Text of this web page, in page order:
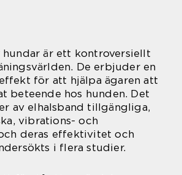
hundar är ett kontroversiellt
De erbjuder en
för att hjälpa ägaren att
beteende hos hunden. Det
av elhalsband tillgängliga,
vibrations- och
deras effektivitet och
i flera studier.